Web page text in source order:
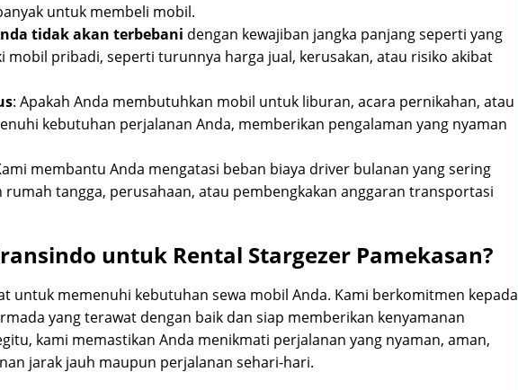
untuk membeli mobil.
tidak akan terbebani dengan kewajiban jangka panjang seperti yang
mobil pribadi, seperti turunnya harga jual, kerusakan, atau risiko akibat
: Apakah Anda membutuhkan mobil untuk liburan, acara pernikahan, atau
kebutuhan perjalanan Anda, memberikan pengalaman yang nyaman
membantu Anda mengatasi beban biaya driver bulanan yang sering
tangga, perusahaan, atau pembengkakan anggaran transportasi
untuk Rental Stargezer Pamekasan?
untuk memenuhi kebutuhan sewa mobil Anda. Kami berkomitmen kepada
yang terawat dengan baik dan siap memberikan kenyamanan
kami memastikan Anda menikmati perjalanan yang nyaman, aman,
jarak jauh maupun perjalanan sehari-hari.